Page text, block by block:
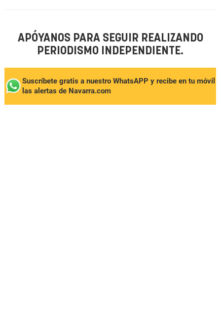
APÓYANOS PARA SEGUIR REALIZANDO
PERIODISMO INDEPENDIENTE.
Suscríbete gratis a nuestro WhatsAPP y recibe en tu móvil
las alertas de Navarra.com